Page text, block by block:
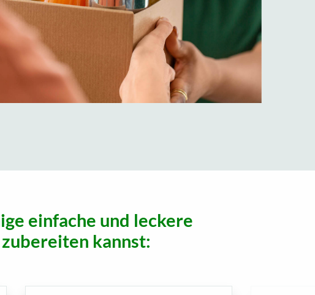
einfache und leckere
kannst: